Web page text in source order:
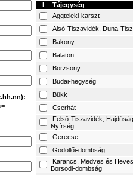
I
Tájegység
Aggteleki-karszt
Alsó-Tiszavidék, Duna-
Bakony
Balaton
Börzsöny
Budai-hegység
Bükk
Cserhát
Felső-Tiszavidék,
Nyírség
Gerecse
Gödöllői-dombság
Karancs, Medves és
Borsodi-dombság